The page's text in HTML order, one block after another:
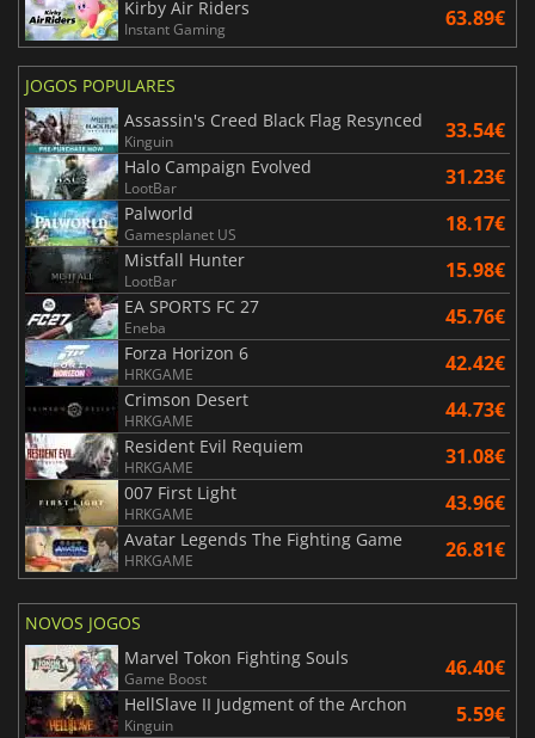
Kirby Air Riders
Instant Gaming 63.89€
JOGOS POPULARES
Assassin's Creed Black Flag Resynced
Kinguin 33.54€
Halo Campaign Evolved
LootBar 31.23€
Palworld
Gamesplanet US 18.17€
Mistfall Hunter
LootBar 15.98€
EA SPORTS FC 27
Eneba 45.76€
Forza Horizon 6
HRKGAME 42.42€
Crimson Desert
HRKGAME 44.73€
Resident Evil Requiem
HRKGAME 31.08€
007 First Light
HRKGAME 43.96€
Avatar Legends The Fighting Game
HRKGAME 26.81€
NOVOS JOGOS
Marvel Tokon Fighting Souls
Game Boost 46.40€
HellSlave II Judgment of the Archon
Kinguin 5.59€